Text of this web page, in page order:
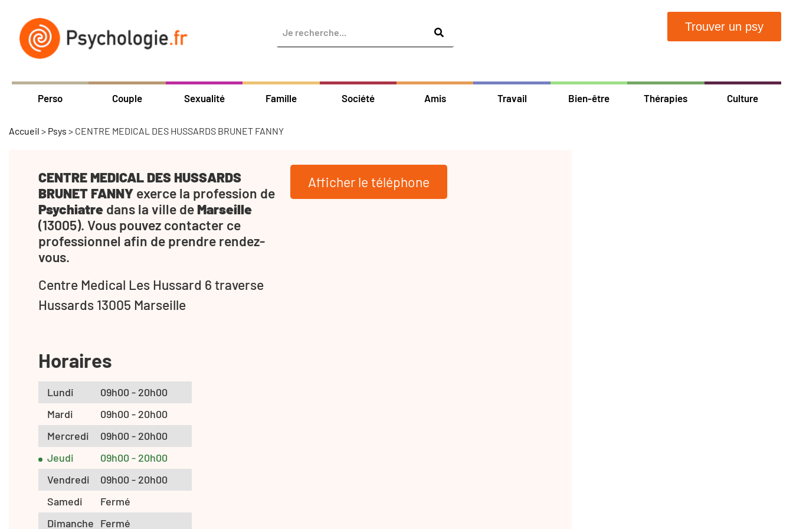
Trouver un psy
Perso Couple Sexualité Famille Société Amis Travail Bien-être Thérapies Culture
Accueil > Psys > CENTRE MEDICAL DES HUSSARDS BRUNET FANNY
CENTRE MEDICAL DES HUSSARDS
BRUNET FANNY exerce la profession de
Psychiatre dans la ville de Marseille
(13005). Vous pouvez contacter ce
professionnel afin de prendre rendez-
vous.
Centre Medical Les Hussard 6 traverse
Hussards 13005 Marseille
Afficher le téléphone
Horaires
Lundi
09h00 - 20h00
Mardi
09h00 - 20h00
Mercredi
09h00 - 20h00
Jeudi
09h00 - 20h00
Vendredi
09h00 - 20h00
Samedi
Fermé
Dimanche Fermé